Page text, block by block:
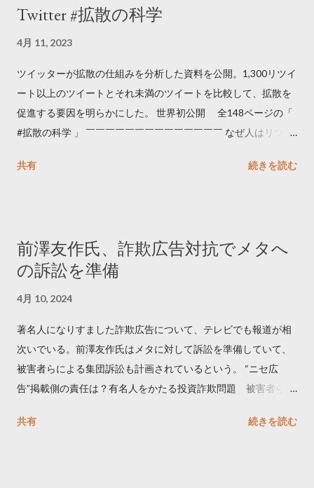
Twitter #拡散の科学
4月 11, 2023
ツイッターが拡散の仕組みを分析した資料を公開。1,300リツイ
ート以上のツイートとそれ未満のツイートを比較して、拡散を
促進する要因を明らかにした。 世界初公開 全148ページの「
#拡散の科学 」 ￣￣￣￣￣￣￣￣￣￣￣￣￣￣ なぜ人はリツイ
学しました。 ー バズの目安は1300リツイート ー 人は16の熱量
トするのか？ https://marketing.twitter.com/ja/insights/kakusan
共有 続きを読む
前澤友作氏、詐欺広告対抗でメタへ
の訴訟を準備
4月 10, 2024
著名人になりすました詐欺広告について、テレビでも報道が相
次いでいる。前澤友作氏はメタに対して訴訟を準備していて、
被害者らによる集団訴訟も計画されているという。 “ニセ広
告”掲載側の責任は？有名人をかたる投資詐欺問題 被害者らが
https://newsdig.tbs.co.jp/articles/-/1091835 なぜなくならな
共有 続きを読む